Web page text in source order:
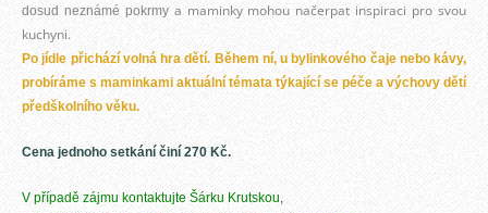
dosud neznámé pokrmy a maminky mohou načerpat inspiraci pro svou
kuchyni.
Po jídle přichází volná hra dětí. Během ní, u bylinkového čaje nebo kávy,
probíráme s maminkami aktuální témata týkající se péče a výchovy dětí
předškolního věku.
Cena jednoho setkání činí 270 Kč.
V případě zájmu kontaktujte Šárku Krutskou,